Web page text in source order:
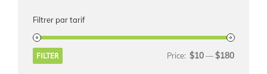
Filtrer par tarif
FILTER Price: $10—$180